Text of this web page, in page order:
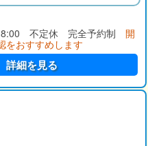
不定休 完全予約制 開
をおすすめします
詳細を見る